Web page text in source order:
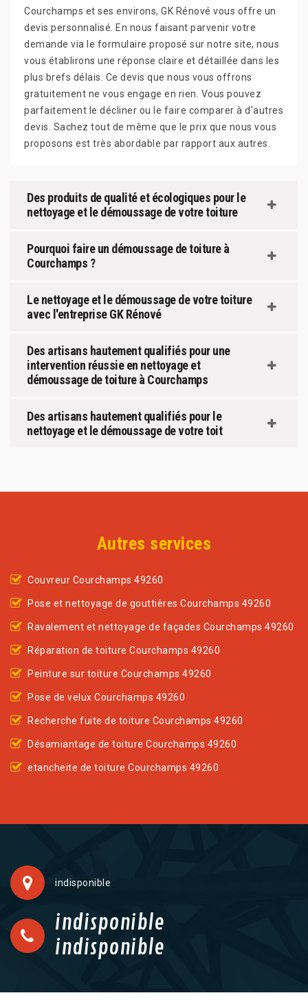
Courchamps et ses environs, GK Rénové vous offre un
devis personnalisé. En nous faisant parvenir votre
demande via le formulaire proposé sur notre site, nous
vous établirons une réponse claire et détaillée dans les
plus brefs délais. Ce devis que nous vous offrons
gratuitement ne vous engage en rien. Vous pouvez
parfaitement le décliner ou le faire comparer à d'autres
devis. Sachez tout de même que le prix que nous vous
proposons est très abordable par rapport aux autres.
Des produits de qualité et écologiques pour le
nettoyage et le démoussage de votre toiture
Pourquoi faire un démoussage de toiture à
Courchamps ?
Le nettoyage et le démoussage de votre toiture
avec l'entreprise GK Rénové
Des artisans hautement qualifiés pour une
intervention réussie en nettoyage et
démoussage de toiture à Courchamps
Des artisans hautement qualifiés pour le
nettoyage et le démoussage de votre toit
Autres services
Couvreur Courchamps 49260
Pose et nettoyage de gouttières Courchamps 49260
Ravalement et nettoyage de façades Courchamps 49260
Réparation de toiture Courchamps 49260
Peinture sur toiture Courchamps 49260
Pose de velux Courchamps 49260
Recherche fuite de toiture Courchamps 49260
Désamiantage de toiture Courchamps 49260
etancheite de toiture Courchamps 49260
indisponible
indisponible
indisponible